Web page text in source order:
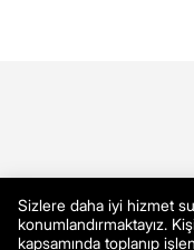
Sizlere daha iyi hizmet
konumlandırmaktayız.
kapsamında toplanıp